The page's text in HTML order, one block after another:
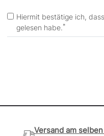
Hiermit bestätige ich,
gelesen habe. *
Versand am